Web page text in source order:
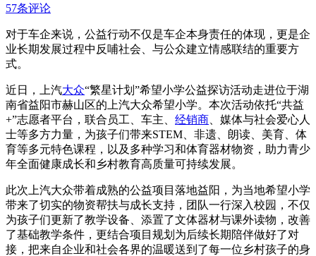
57条评论
对于车企来说，公益行动不仅是车企本身责任的体现，更是企
业长期发展过程中反哺社会、与公众建立情感联结的重要方
式。
近日，上汽大众“繁星计划”希望小学公益探访活动走进位于湖
南省益阳市赫山区的上汽大众希望小学。本次活动依托“共益
+”志愿者平台，联合员工、车主、 经销商 、媒体与社会爱心人
士等多方力量，为孩子们带来STEM、非遗、朗读、美育、体
育等多元特色课程，以及多种学习和体育器材物资，助力青少
年全面健康成长和乡村教育高质量可持续发展。
此次上汽大众带着成熟的公益项目落地益阳，为当地希望小学
带来了切实的物资帮扶与成长支持，团队一行深入校园，不仅
为孩子们更新了教学设备、添置了文体器材与课外读物，改善
了基础教学条件，更结合项目规划为后续长期陪伴做好了对
接，把来自企业和社会各界的温暖送到了每一位乡村孩子的身